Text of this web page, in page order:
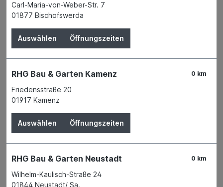
Der Preis wird erst nach Wahl einer Filiale
angezeigt.
Zum Merkzettel hinzufügen
Verfügbar in 1 Filiale
Name
Hanseatischer Drahthandel GmbH
Telefon
+49 40 73118 - 0
Carl-Maria-von-Weber-Str. 7
01877 Bischofswerda
Auswählen Öffnungszeiten
0 km
RHG Bau & Garten Kamenz
Friedensstraße 20
01917 Kamenz
Auswählen Öffnungszeiten
0 km
RHG Bau & Garten Neustadt
Wilhelm-Kaulisch-Straße 24
01844 Neustadt/ Sa.